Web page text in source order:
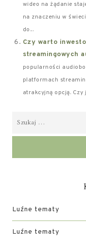
wideo na żądanie
na znaczeniu w
do...
Czy warto
streamingowych
popularności
platformach
atrakcyjną opcją. Czy
Luźne tematy
Luźne tematy